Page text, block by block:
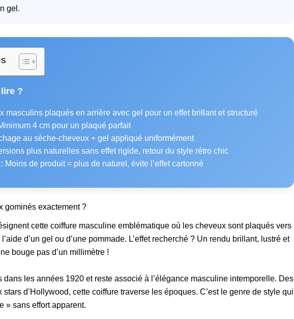
gel.
?
masculins plaqués en arrière avec gel pour un effet brillant et structuré
4 cm pour un plaqué parfait
au sèche-cheveux + gel appliqué uniformément
plus naturelles sans effet rigide, retour du style rétro chic
Moins de produit = plus de naturel, évite l’effet cartonné
gominés exactement ?
cette coiffure masculine emblématique où les cheveux sont plaqués vers
d’un gel ou d’une pommade. L’effet recherché ? Un rendu brillant, lustré et
bouge pas d’un millimètre !
les années 1920 et reste associé à l’élégance masculine intemporelle. Des
d’Hollywood, cette coiffure traverse les époques. C’est le genre de style qui
» sans effort apparent.